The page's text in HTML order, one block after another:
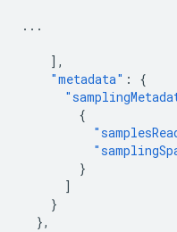
...
],
"metadata" :
{
{
}
]
}
},